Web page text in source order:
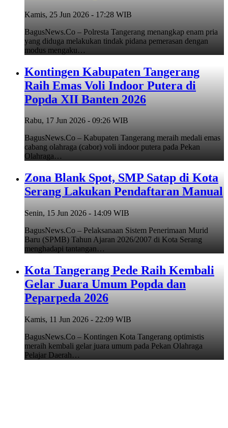
Kamis, 25 Jun 2026 - 17:28 WIB
BagusNews.Co – Polresta Tangerang menangkap enam pria
yang diduga melakukan tindak pidana pemerasan dengan
modus mengaku…
Kontingen Kabupaten Tangerang
Raih Emas Voli Indoor Putera di
Popda XII Banten 2026
Rabu, 17 Jun 2026 - 09:26 WIB
BagusNews.Co – Kabupaten Tangerang meraih medali emas
cabang olahraga (cabor) voli indoor putera pada Pekan
Olahraga…
Zona Blank Spot, SMP Satap di Kota
Serang Lakukan Pendaftaran Manual
Senin, 15 Jun 2026 - 14:09 WIB
BagusNews.Co – Pelaksanaan Sistem Penerimaan Murid
Baru (SPMB) Tahun Ajaran 2026/2007 di Kota Serang
menghadapi tantangan…
Kota Tangerang Pede Raih Kembali
Gelar Juara Umum Popda dan
Peparpeda 2026
Kamis, 11 Jun 2026 - 22:09 WIB
BagusNews.Co – Kontingen Kota Tangerang optimistis
meraih kembali gelar juara umum pada Pekan Olahraga
Pelajar Daerah…